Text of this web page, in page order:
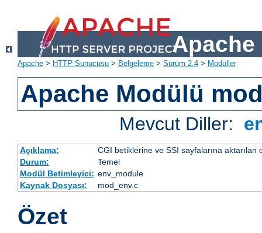
Apache
Apache > HTTP Sunucusu > Belgeleme > Sürüm 2.4 > Modüller
Apache Modülü
Mevcut Diller:
Açıklama:
CGI betiklerine ve SSI sayfalarına
Durum:
Temel
Modül Betimleyici: env_module
Kaynak Dosyası:
mod_env.c
Özet